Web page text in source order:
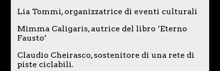
Lia Tommi, organizzatrice di eventi culturali
Mimma Caligaris, autrice del libro ‘Eterno
Fausto’
Claudio Cheirasco, sostenitore di una rete di
piste ciclabili.